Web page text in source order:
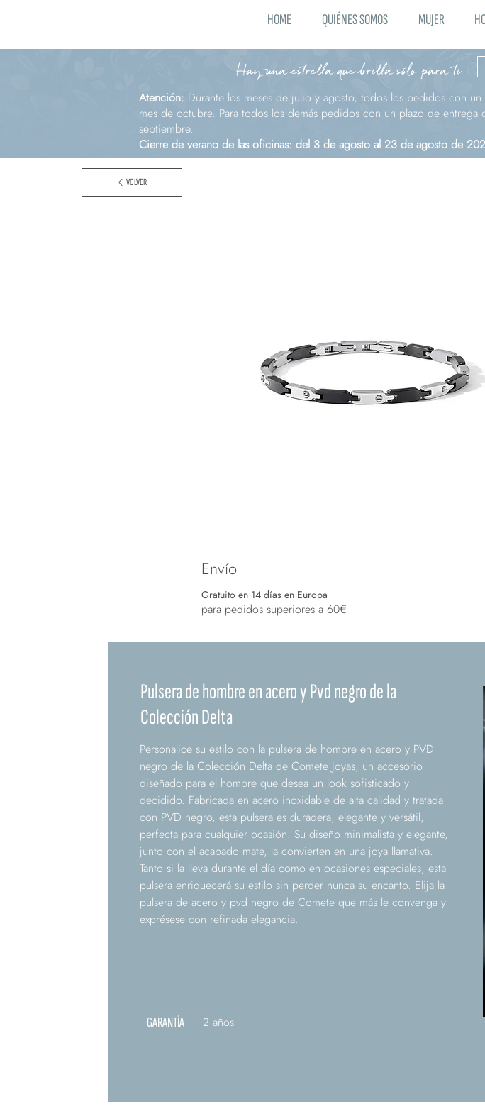
HOME QUIÉNES SOMOS MUJER
Hay una estrella que brilla sólo para ti
Atención: Durante los meses de julio y agosto, todos los pedidos con
mes de octubre. Para todos los demás pedidos con un plazo de
septiembre.
Cierre de verano de las oficinas: del 3 de agosto al 23 de agosto de
VOLVER
Envío
Gratuito en 14 días en Europa
para pedidos superiores a 60€
Pulsera de hombre en acero y Pvd negro de la
Colección Delta
Personalice su estilo con la pulsera de hombre en acero y PVD
negro de la Colección Delta de Comete Joyas, un accesorio
diseñado para el hombre que desea un look sofisticado y
decidido. Fabricada en acero inoxidable de alta calidad y tratada
con PVD negro, esta pulsera es duradera, elegante y versátil,
perfecta para cualquier ocasión. Su diseño minimalista y elegante,
junto con el acabado mate, la convierten en una joya llamativa.
Tanto si la lleva durante el día como en ocasiones especiales, esta
pulsera enriquecerá su estilo sin perder nunca su encanto. Elija la
pulsera de acero y pvd negro de Comete que más le convenga y
exprésese con refinada elegancia.
GARANTÍA 2 años